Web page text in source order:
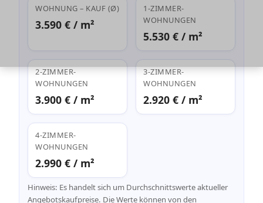
WOHNUNG – KAUF (Ø)
3.590 € / m²
1-ZIMMER-
WOHNUNGEN
5.530 € / m²
2-ZIMMER-
WOHNUNGEN
3.900 € / m²
3-ZIMMER-
WOHNUNGEN
2.920 € / m²
4-ZIMMER-
WOHNUNGEN
2.990 € / m²
Hinweis: Es handelt sich um Durchschnittswerte aktueller
Angebotskaufpreise. Die Werte können von den